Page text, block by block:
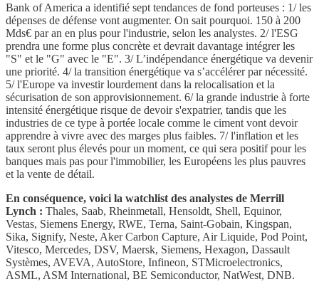
Bank of America a identifié sept tendances de fond porteuses : 1/ les
dépenses de défense vont augmenter. On sait pourquoi. 150 à 200
Mds€ par an en plus pour l'industrie, selon les analystes. 2/ l'ESG
prendra une forme plus concrète et devrait davantage intégrer les
"S" et le "G" avec le "E". 3/ L’indépendance énergétique va devenir
une priorité. 4/ la transition énergétique va s’accélérer par nécessité.
5/ l'Europe va investir lourdement dans la relocalisation et la
sécurisation de son approvisionnement. 6/ la grande industrie à forte
intensité énergétique risque de devoir s'expatrier, tandis que les
industries de ce type à portée locale comme le ciment vont devoir
apprendre à vivre avec des marges plus faibles. 7/ l'inflation et les
taux seront plus élevés pour un moment, ce qui sera positif pour les
banques mais pas pour l'immobilier, les Européens les plus pauvres
et la vente de détail.
En conséquence, voici la watchlist des analystes de Merrill
Lynch : Thales, Saab, Rheinmetall, Hensoldt, Shell, Equinor,
Vestas, Siemens Energy, RWE, Terna, Saint-Gobain, Kingspan,
Sika, Signify, Neste, Aker Carbon Capture, Air Liquide, Pod Point,
Vitesco, Mercedes, DSV, Maersk, Siemens, Hexagon, Dassault
Systèmes, AVEVA, AutoStore, Infineon, STMicroelectronics,
ASML, ASM International, BE Semiconductor, NatWest, DNB.